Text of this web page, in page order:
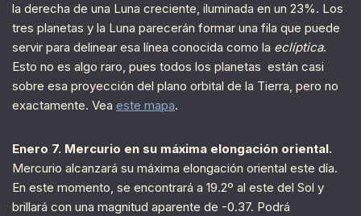
la derecha de una Luna creciente, iluminada en un 23%. Los
tres planetas y la Luna parecerán formar una fila que puede
servir para delinear esa línea conocida como la eclíptica.
Esto no es algo raro, pues todos los planetas están casi
sobre esa proyección del plano orbital de la Tierra, pero no
exactamente. Vea este mapa.
Enero 7. Mercurio en su máxima elongación oriental.
Mercurio alcanzará su máxima elongación oriental este día.
En este momento, se encontrará a 19.2º al este del Sol y
brillará con una magnitud aparente de -0.37. Podrá